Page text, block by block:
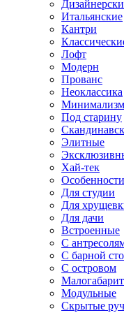
Итальянские
Кантри
Лофт
Модерн
Прованс
Неоклассика
Минимализм
Под старину
Элитные
Хай-тек
Особенности
Для студии
Для
Для дачи
Встроенные
С
С барной
С островом
Модульные
Скрытые